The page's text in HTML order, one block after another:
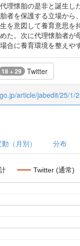
代理懐胎の是非と誕生し
胎者を保護する立場から
生を意図して養育意思を
めた。次に代理懐胎者が
場合に養育環境を整えや
18 + 29 Twitter
article/jabedit/25/1/
（月別） 分布
Twitter (通常)